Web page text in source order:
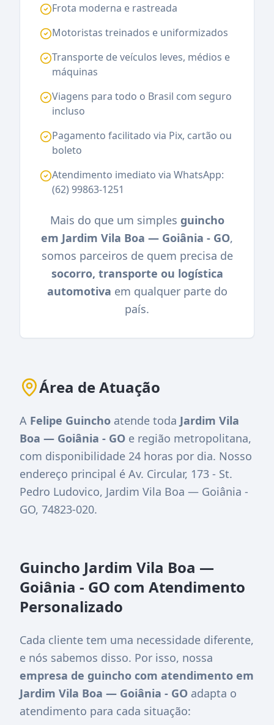
Frota moderna e rastreada
Motoristas treinados e uniformizados
Transporte de veículos leves, médios e
máquinas
Viagens para todo o Brasil com seguro
incluso
Pagamento facilitado via Pix, cartão ou
boleto
Atendimento imediato via WhatsApp:
(62) 99863-1251
Mais do que um simples guincho
em Jardim Vila Boa — Goiânia - GO,
somos parceiros de quem precisa de
socorro, transporte ou logística
automotiva em qualquer parte do
país.
Área de Atuação
A Felipe Guincho atende toda Jardim Vila
Boa — Goiânia - GO e região metropolitana,
com disponibilidade 24 horas por dia. Nosso
endereço principal é Av. Circular, 173 - St.
Pedro Ludovico, Jardim Vila Boa — Goiânia -
GO, 74823-020.
Guincho Jardim Vila Boa —
Goiânia - GO com Atendimento
Personalizado
Cada cliente tem uma necessidade diferente,
e nós sabemos disso. Por isso, nossa
empresa de guincho com atendimento em
Jardim Vila Boa — Goiânia - GO adapta o
atendimento para cada situação: